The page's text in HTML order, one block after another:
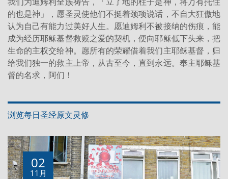
的也是神」，愿圣灵使他们不挺着颈项说话，不自大狂傲地
认为自己有能力过美好人生。愿迪姆利不被接纳的伤痕，能
成为经历耶稣基督救赎之爱的契机，便向耶稣低下头来，把
生命的主权交给神。愿所有的荣耀借着我们主耶稣基督，归
给我们独一的救主上帝，从古至今，直到永远。奉主耶稣基
督的名求，阿们！
浏览每日圣经原文灵修
02
11月